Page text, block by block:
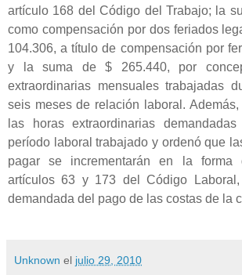
artículo 168 del Código del Trabajo; la
como compensación por dos feriados
104.306, a título de compensación por
y la suma de $ 265.440, por
extraordinarias mensuales trabajadas
seis meses de relación laboral.
las horas extraordinarias
período laboral trabajado y ordenó que
pagar se incrementarán en la forma
artículos 63 y 173 del Código
demandada del pago de las costas de la
Unknown el julio 29, 2010